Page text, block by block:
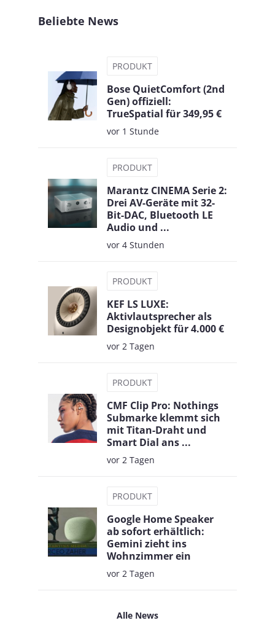
Beliebte News
PRODUKT
Bose QuietComfort (2nd
Gen) offiziell:
TrueSpatial für 349,95 €
vor 1 Stunde
PRODUKT
Marantz CINEMA Serie 2:
Drei AV-Geräte mit 32-
Bit-DAC, Bluetooth LE
Audio und ...
vor 4 Stunden
PRODUKT
KEF LS LUXE:
Aktivlautsprecher als
Designobjekt für 4.000 €
vor 2 Tagen
PRODUKT
CMF Clip Pro: Nothings
Submarke klemmt sich
mit Titan-Draht und
Smart Dial ans ...
vor 2 Tagen
PRODUKT
Google Home Speaker
ab sofort erhältlich:
Gemini zieht ins
Wohnzimmer ein
vor 2 Tagen
Alle News